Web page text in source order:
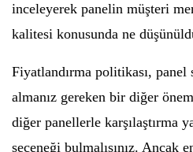
inceleyerek panelin müşteri
kalitesi konusunda ne
Fiyatlandırma politikası,
almanız gereken bir diğer
diğer panellerle karşılaştırma
seçeneği bulmalısınız. Ancak